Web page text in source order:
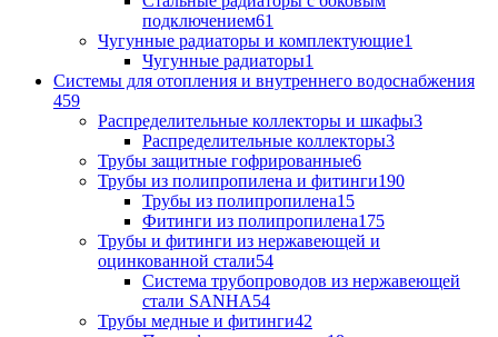
подключением61
Чугунные радиаторы и комплектующие1
Чугунные радиаторы1
Системы для отопления и внутреннего водоснабжения
459
Распределительные коллекторы и шкафы3
Распределительные коллекторы3
Трубы защитные гофрированные6
Трубы из полипропилена и фитинги190
Трубы из полипропилена15
Фитинги из полипропилена175
Трубы и фитинги из нержавеющей и
оцинкованной стали54
Система трубопроводов из нержавеющей
стали SANHA54
Трубы медные и фитинги42